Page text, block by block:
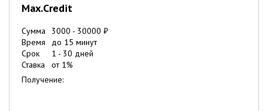
Max.Credit
Сумма 3000 - 30000 ₽
Время
до 15 минут
Срок
1 - 30 дней
Ставка
от 1%
Получение: